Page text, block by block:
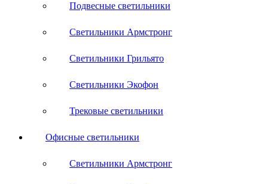
Подвесные светильники
Светильники Армстронг
Светильники Грильято
Светильники Экофон
Трековые светильники
Офисные светильники
Светильники Армстронг